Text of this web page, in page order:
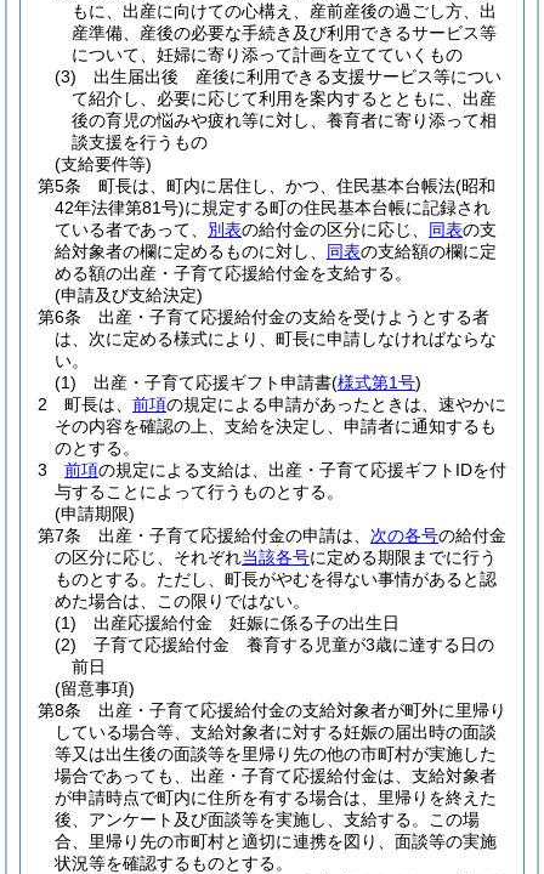
もに、出産に向けての心構え、産前産後の過ごし方、出
産準備、産後の必要な手続き及び利用できるサービス等
について、妊婦に寄り添って計画を立てていくもの
(3)
出生届出後 産後に利用できる支援サービス等につい
て紹介し、必要に応じて利用を案内するとともに、出産
後の育児の悩みや疲れ等に対し、養育者に寄り添って相
談支援を行うもの
(支給要件等)
第5条
町長は、町内に居住し、かつ、住民基本台帳法(昭和
42年法律第81号)に規定する町の住民基本台帳に記録され
ている者であって、 別表の給付金の区分に応じ、 同表の支
給対象者の欄に定めるものに対し、 同表の支給額の欄に定
める額の出産・子育て応援給付金を支給する。
(申請及び支給決定)
第6条
出産・子育て応援給付金の支給を受けようとする者
は、次に定める様式により、町長に申請しなければならな
い。
(1)
出産・子育て応援ギフト申請書(様式第1号)
2
町長は、 前項の規定による申請があったときは、速やかに
その内容を確認の上、支給を決定し、申請者に通知するも
のとする。
3
前項の規定による支給は、出産・子育て応援ギフトIDを付
与することによって行うものとする。
(申請期限)
第7条
出産・子育て応援給付金の申請は、 次の各号の給付金
の区分に応じ、それぞれ当該各号に定める期限までに行う
ものとする。 ただし、町長がやむを得ない事情があると認
めた場合は、この限りではない。
(1)
出産応援給付金 妊娠に係る子の出生日
(2)
子育て応援給付金 養育する児童が3歳に達する日の
前日
(留意事項)
第8条
出産・子育て応援給付金の支給対象者が町外に里帰り
している場合等、支給対象者に対する妊娠の届出時の面談
等又は出生後の面談等を里帰り先の他の市町村が実施した
場合であっても、出産・子育て応援給付金は、支給対象者
が申請時点で町内に住所を有する場合は、里帰りを終えた
後、アンケート及び面談等を実施し、支給する。
この場
合、里帰り先の市町村と適切に連携を図り、面談等の実施
状況等を確認するものとする。